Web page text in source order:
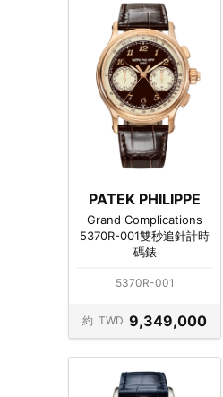
PATEK PHILIPPE
Grand Complications
5370R-001雙秒追針計時
碼錶
5370R-001
約 TWD 9,349,000